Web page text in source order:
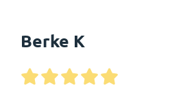
Berke K